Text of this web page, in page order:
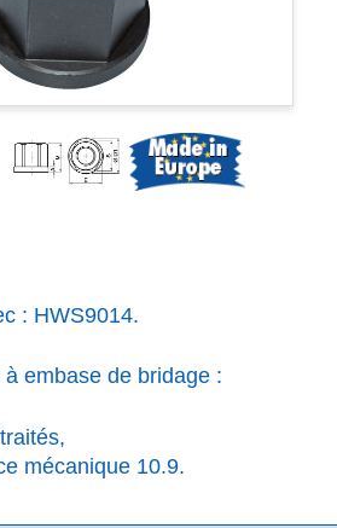
: HWS9014.
embase de bridage :
mécanique 10.9.